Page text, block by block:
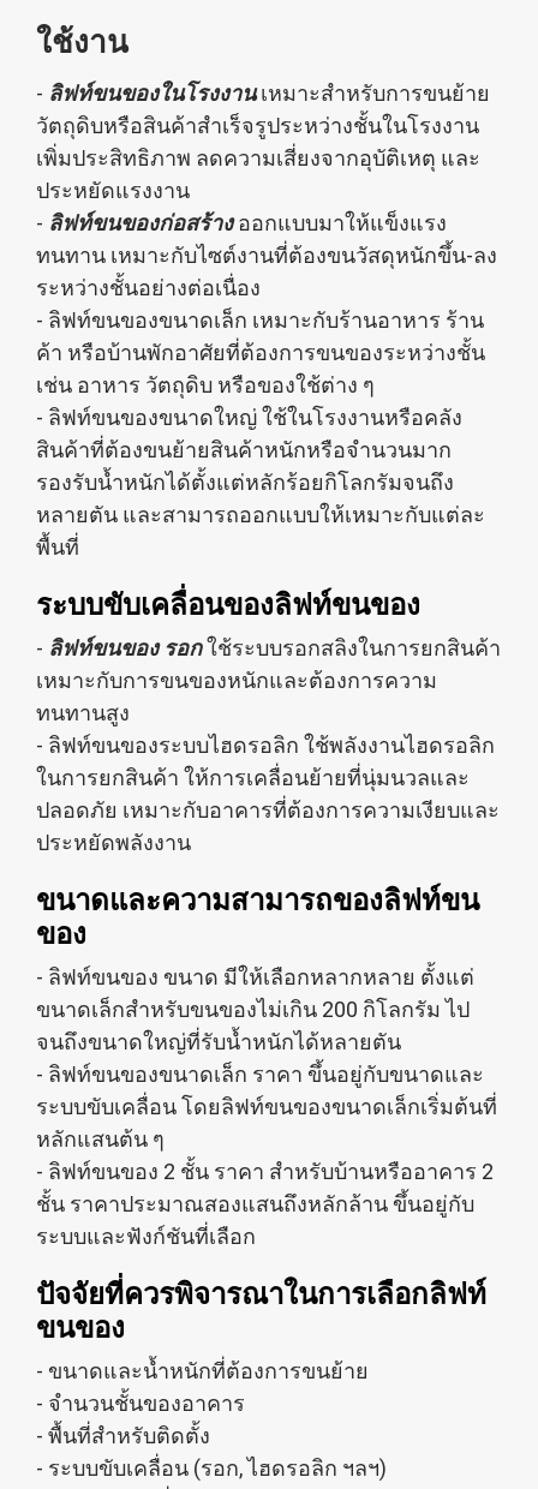
ใช้งาน
- ลิฟท์ขนของในโรงงานเหมาะสำหรับการขนย้าย
วัตถุดิบหรือสินค้าสำเร็จรูประหว่างชั้นในโรงงาน
เพิ่มประสิทธิภาพ ลดความเสี่ยงจากอุบัติเหตุ และ
ประหยัดแรงงาน
- ลิฟท์ขนของก่อสร้างออกแบบมาให้แข็งแรง
ทนทาน เหมาะกับไซต์งานที่ต้องขนวัสดุหนักขึ้น-ลง
ระหว่างชั้นอย่างต่อเนื่อง
- ลิฟท์ขนของขนาดเล็ก เหมาะกับร้านอาหาร ร้าน
ค้า หรือบ้านพักอาศัยที่ต้องการขนของระหว่างชั้น
เช่น อาหาร วัตถุดิบ หรือของใช้ต่าง ๆ
- ลิฟท์ขนของขนาดใหญ่ ใช้ในโรงงานหรือคลัง
สินค้าที่ต้องขนย้ายสินค้าหนักหรือจำนวนมาก
รองรับน้ำหนักได้ตั้งแต่หลักร้อยกิโลกรัมจนถึง
หลายตัน และสามารถออกแบบให้เหมาะกับแต่ละ
พื้นที่
ระบบขับเคลื่อนของลิฟท์ขนของ
- ลิฟท์ขนของ รอกใช้ระบบรอกสลิงในการยกสินค้า
เหมาะกับการขนของหนักและต้องการความ
ทนทานสูง
- ลิฟท์ขนของระบบไฮดรอลิก ใช้พลังงานไฮดรอลิก
ในการยกสินค้า ให้การเคลื่อนย้ายที่นุ่มนวลและ
ปลอดภัย เหมาะกับอาคารที่ต้องการความเงียบและ
ประหยัดพลังงาน
ขนาดและความสามารถของลิฟท์ขน
ของ
- ลิฟท์ขนของ ขนาด มีให้เลือกหลากหลาย ตั้งแต่
ขนาดเล็กสำหรับขนของไม่เกิน 200 กิโลกรัม ไป
จนถึงขนาดใหญ่ที่รับน้ำหนักได้หลายตัน
- ลิฟท์ขนของขนาดเล็ก ราคา ขึ้นอยู่กับขนาดและ
ระบบขับเคลื่อน โดยลิฟท์ขนของขนาดเล็กเริ่มต้นที่
หลักแสนต้น ๆ
- ลิฟท์ขนของ 2 ชั้น ราคา สำหรับบ้านหรืออาคาร 2
ชั้น ราคาประมาณสองแสนถึงหลักล้าน ขึ้นอยู่กับ
ระบบและฟังก์ชันที่เลือก
ปัจจัยที่ควรพิจารณาในการเลือกลิฟท์
ขนของ
- ขนาดและน้ำหนักที่ต้องการขนย้าย
- จำนวนชั้นของอาคาร
- พื้นที่สำหรับติดตั้ง
- ระบบขับเคลื่อน (รอก, ไฮดรอลิก ฯลฯ)